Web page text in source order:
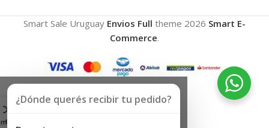
Smart Sale Uruguay Envios Full theme 2026 Smart E-
Commerce.
Favoritos
¿Dónde querés recibir tu pedido?